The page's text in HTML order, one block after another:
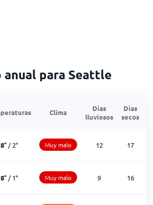
anual para Seattle
Clima
Días
lluviosos
Días
secos
8° /2° Muy malo 12 17
8° /1° Muy malo 9 16